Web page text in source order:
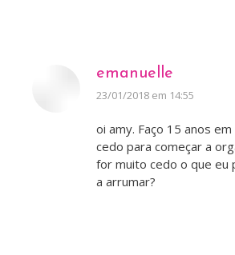
emanuelle
disse:
23/01/2018 em 14:55
oi amy. Faço 15 anos
cedo para começar a
for muito cedo o que eu
a arrumar?